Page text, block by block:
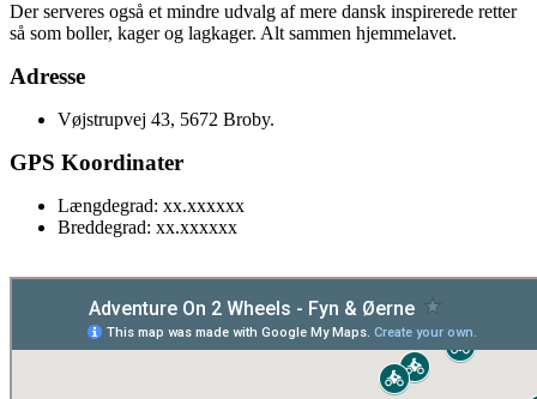
Der serveres også et mindre udvalg af mere dansk inspirerede retter
så som boller, kager og lagkager. Alt sammen hjemmelavet.
Adresse
Vøjstrupvej 43, 5672 Broby.
GPS Koordinater
Længdegrad: xx.xxxxxx
Breddegrad: xx.xxxxxx